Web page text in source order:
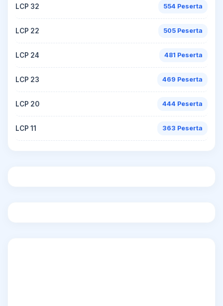
LCP 32 554 Peserta
LCP 22 505 Peserta
LCP 24 481 Peserta
LCP 23 469 Peserta
LCP 20 444 Peserta
LCP 11 363 Peserta